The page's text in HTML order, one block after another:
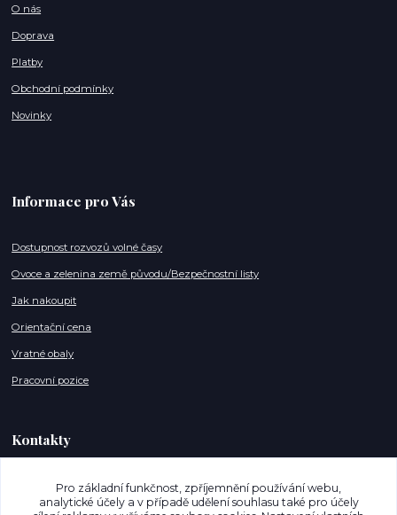
O nás
Doprava
Platby
Obchodní podmínky
Novinky
Informace pro Vás
Dostupnost rozvozů volné časy
Ovoce a zelenina země původu/Bezpečnostní listy
Jak nakoupit
Orientační cena
Vratné obaly
Pracovní pozice
Kontakty
info@mujnakupostrava.cz
+420 608 886 135 (Po,So - 07-18h)
Pro základní funkčnost, zpříjemnění používání webu,
analytické účely a v případě udělení souhlasu také pro účely